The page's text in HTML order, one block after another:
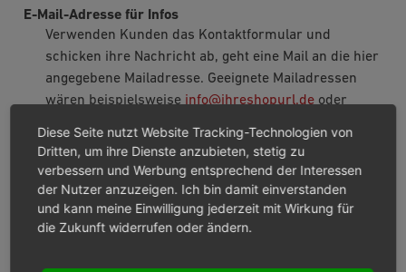
E-Mail-Adresse für Infos
Verwenden Kunden das Kontaktformular und
schicken ihre Nachricht ab, geht eine Mail an die hier
angegebene Mailadresse. Geeignete Mailadressen
wären beispielsweise info@ihreshopurl.deoder
E-Mail-Adresse für Antworten
Bestellt ein Kunde in Ihrem Shop, erhält er eine E-
Mail, in der die Bestellung nochmals
zusammengefasst ist. Es kann vorkommen, dass der
Diese Seite nutzt Website Tracking-Technologien von
Dritten, um ihre Dienste anzubieten, stetig zu
verbessern und Werbung entsprechend der Interessen
der Nutzer anzuzeigen. Ich bin damit einverstanden
und kann meine Einwilligung jederzeit mit Wirkung für
die Zukunft widerrufen oder ändern.